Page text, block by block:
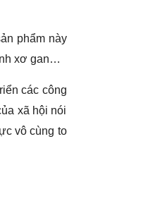
phẩm này
xơ gan…
các công
xã hội nói
vô cùng to